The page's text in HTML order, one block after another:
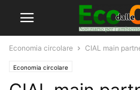
Economia circolare CIAL main
Economia circolare